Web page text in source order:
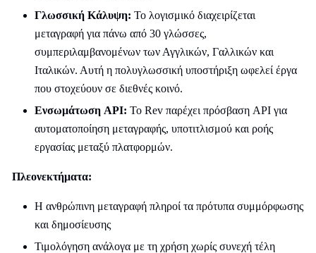
Γλωσσική Κάλυψη: Το λογισμικό διαχειρίζεται
μεταγραφή για πάνω από 30 γλώσσες,
συμπεριλαμβανομένων των Αγγλικών, Γαλλικών και
Ιταλικών. Αυτή η πολυγλωσσική υποστήριξη ωφελεί έργα
που στοχεύουν σε διεθνές κοινό.
Ενσωμάτωση API: Το Rev παρέχει πρόσβαση API για
αυτοματοποίηση μεταγραφής, υποτιτλισμού και ροής
εργασίας μεταξύ πλατφορμών.
Πλεονεκτήματα:
Η ανθρώπινη μεταγραφή πληροί τα πρότυπα συμμόρφωσης
και δημοσίευσης
Τιμολόγηση ανάλογα με τη χρήση χωρίς συνεχή τέλη